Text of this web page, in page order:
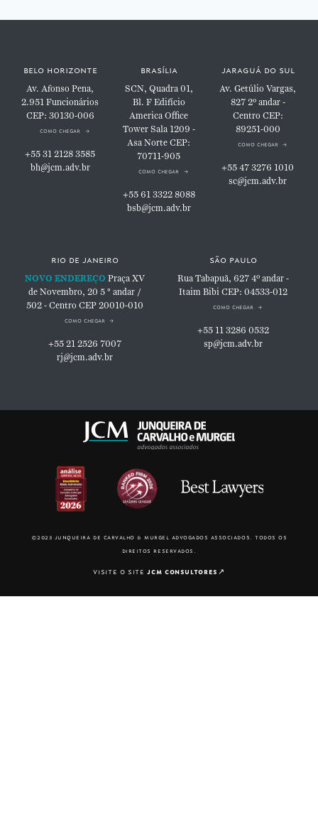
belo horizonte
Av. Afonso Pena,
2.951Funcionários
CEP: 30130-006
como chegar
+55 31 2128 3585
bh@jcm.adv.br
brasília
SCN, Quadra 01,
Bl. FEdifício
America Office
TowerSala 1209 -
Asa NorteCEP:
70711-905
como chegar
+55 61 3322 8088
bsb@jcm.adv.br
jaraguá do sul
Av. Getúlio Vargas,
8272º andar -
Centro CEP:
89251-000
como chegar
+55 47 3276 1010
sc@jcm.adv.br
rio de janeiro
NOVO ENDEREÇO Praça XV
de Novembro, 20 5 ° andar /
502 - Centro CEP 20010-010
como chegar
+55 21 2526 7007
rj@jcm.adv.br
são paulo
Rua Tabapuã, 6274º andar -
Itaim BibiCEP: 04533-012
como chegar
+55 11 3286 0532
sp@jcm.adv.br
©2023 junqueira de carvalho & murgel advogados associados. todos os
direitos reservados.
visite o sitejcm consultores↗